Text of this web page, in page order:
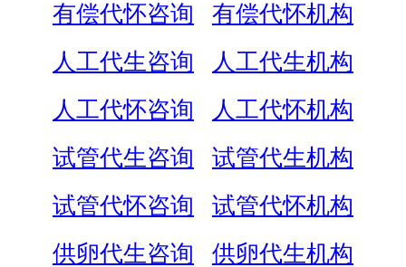
有偿代怀咨询
有偿代怀机构
人工代生咨询
人工代生机构
人工代怀咨询
人工代怀机构
试管代生咨询
试管代生机构
试管代怀咨询
试管代怀机构
供卵代生咨询
供卵代生机构